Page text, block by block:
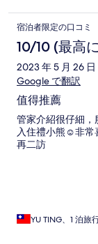
宿泊者限定の口コミ
10/10 (最高
2023 年 5 月 26 日
Google で翻訳
值得推薦
管家介紹很仔細
入住禮小熊☺️非常
再二訪
YU TING、1 泊旅